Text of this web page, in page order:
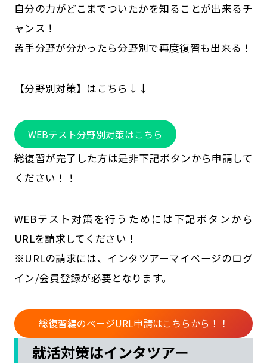
インタツアー活用法
LINE登録
お問い合わせ
プライバシーポリシー
自分の力がどこまでついたかを知ることが出来るチ
ャンス！
苦手分野が分かったら分野別で再度復習も出来る！
【分野別対策】はこちら↓↓
WEBテスト分野別対策はこちら
総復習が完了した方は是非下記ボタンから申請して
ください！！
WEBテスト対策を行うためには下記ボタンから
URLを請求してください！
※URLの請求には、インタツアーマイページのログ
イン/会員登録が必要となります。
総復習編のページURL申請はこちらから！！
就活対策はインタツアー